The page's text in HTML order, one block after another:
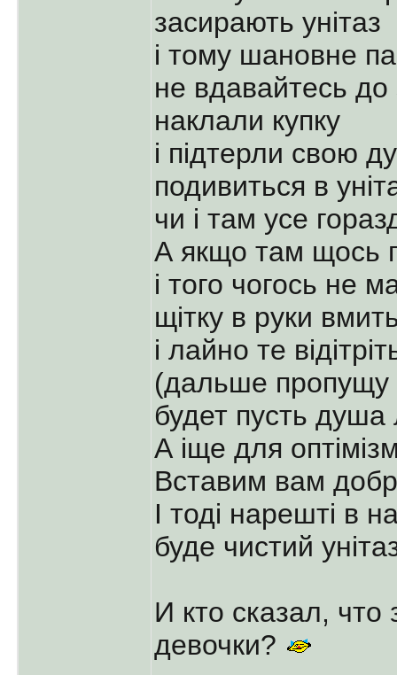
засирають унітаз
і тому шановне
не вдавайтесь
наклали купку
і підтерли свою
подивиться в
чи і там усе
А якщо там щось
і того чогось не
щітку в руки
і лайно те
(дальше пропущу
будет пусть душа
А іще для
Вставим вам
І тоді нарешті в
буде чистий
И кто сказал, что
девочки?